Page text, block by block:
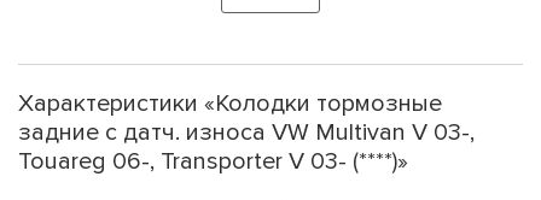
Характеристики «Колодки тормозные
задние с датч. износа VW Multivan V 03-,
Touareg 06-, Transporter V 03- (****)»